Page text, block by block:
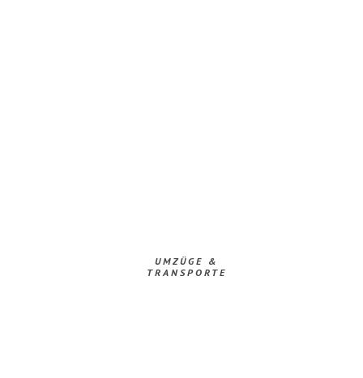
UMZÜGE &
TRANSPORTE